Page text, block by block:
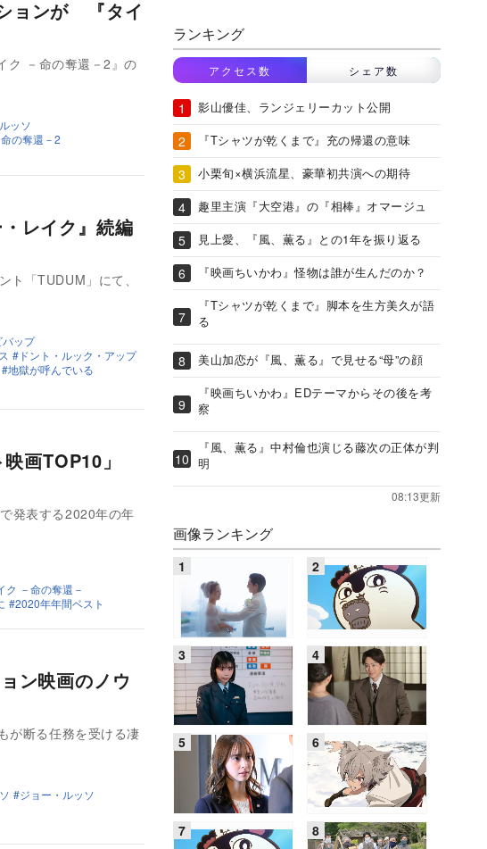
ョンが 『タイ
ク －命の奪還－2』の
ッソ
の奪還－2
レイク』続編
「TUDUM」にて、
バップ
ドント・ルック・アップ
地獄が呼んでいる
映画TOP10」
発表する2020年の年
ク －命の奪還－
2020年年間ベスト
ン映画のノウ
が断る任務を受ける凄
ジョー・ルッソ
ランキング
アクセス数 シェア数
影山優佳、ランジェリーカット公開
『Tシャツが乾くまで』充の帰還の意味
小栗旬×横浜流星、豪華初共演への期待
趣里主演『大空港』の『相棒』オマージュ
見上愛、『風、薫る』との1年を振り返る
『映画ちいかわ』怪物は誰が生んだのか？
『Tシャツが乾くまで』脚本を生方美久が語
る
美山加恋が『風、薫る』で見せる“母”の顔
『映画ちいかわ』EDテーマからその後を考
察
『風、薫る』中村倫也演じる藤次の正体が判
明
08:13更新
画像ランキング